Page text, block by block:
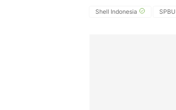
Shell Indonesia SPBU